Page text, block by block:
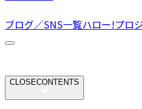
ブログ／SNS一覧ハロー!プロ
CLOSECONTENTS